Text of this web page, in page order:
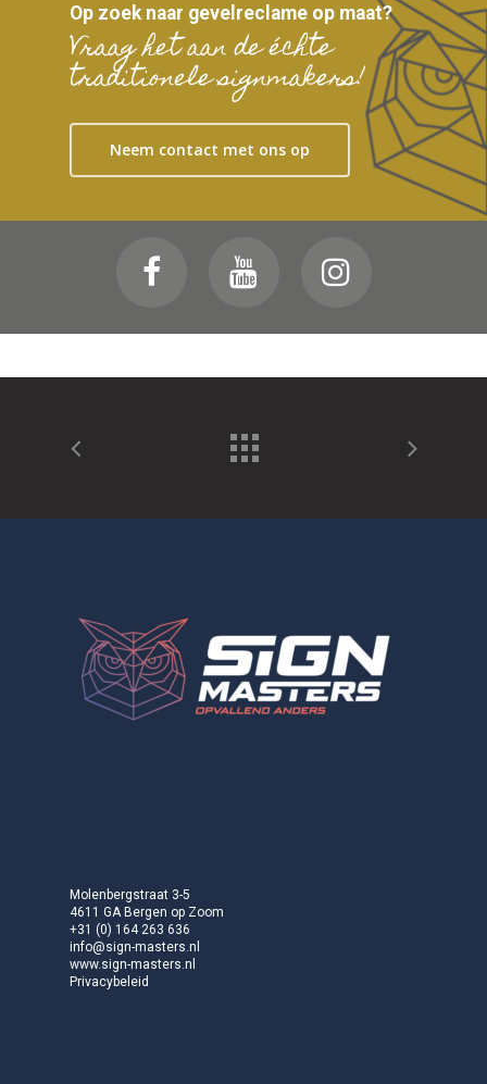
Op zoek naar gevelreclame op maat?
Vraag het aan de échte
traditionele signmakers!
Neem contact met ons op
Molenbergstraat 3-5
4611 GA Bergen op Zoom
+31 (0) 164 263 636
info@sign-masters.nl
www.sign-masters.nl
Privacybeleid